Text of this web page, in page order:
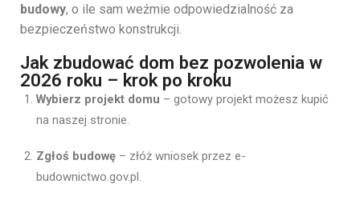
budowy, o ile sam weźmie odpowiedzialność za
bezpieczeństwo konstrukcji.
Jak zbudować dom bez pozwolenia w
2026 roku – krok po kroku
Wybierz projekt domu – gotowy projekt możesz kupić
na naszej stronie.
Zgłoś budowę – złóż wniosek przez e-
budownictwo.gov.pl.